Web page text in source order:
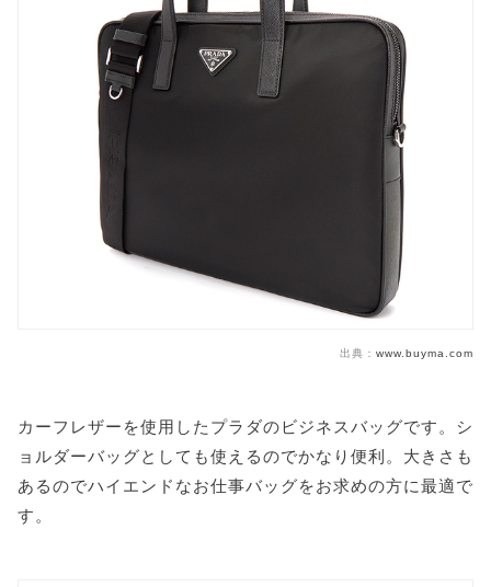
出典： www.buyma.com
カーフレザーを使用したプラダのビジネスバッグです。シ
ョルダーバッグとしても使えるのでかなり便利。大きさも
あるのでハイエンドなお仕事バッグをお求めの方に最適で
す。